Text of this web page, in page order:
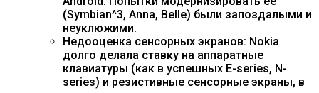
(Symbian^3, Anna, Belle) были запоздалыми и
неуклюжими.
Недооценка сенсорных экранов: Nokia
долго делала ставку на аппаратные
клавиатуры (как в успешных E-series, N-
series) и резистивные сенсорные экраны, в